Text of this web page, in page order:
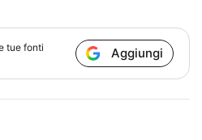
tue fonti
Aggiungi